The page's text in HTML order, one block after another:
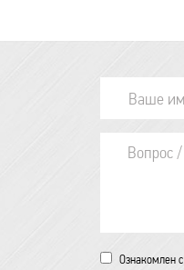
Ознакомлен с